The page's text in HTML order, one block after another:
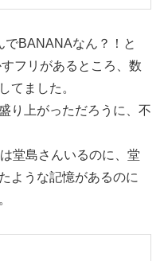
でBANANAなん？！と
フリがあるところ、数
てました。
り上がっただろうに、不
堂島さんいるのに、堂
ような記憶があるのに